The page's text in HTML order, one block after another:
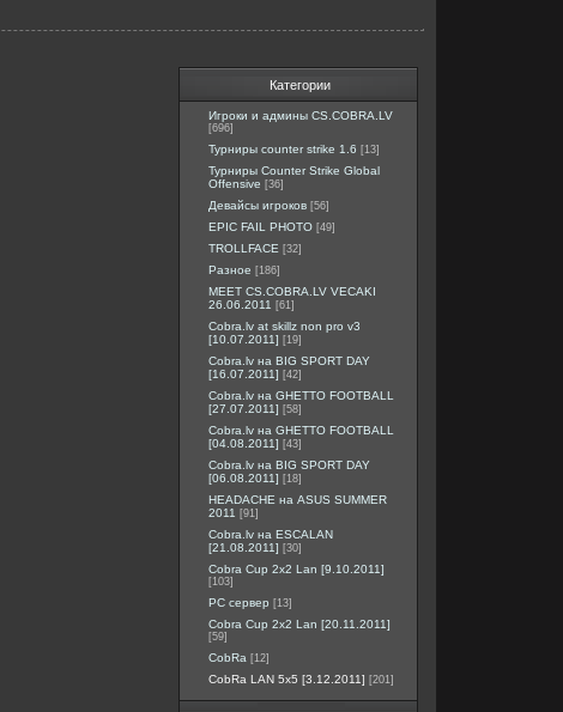
Категории
Игроки и админы CS.COBRA.LV
[696]
Турниры counter strike 1.6 [13]
Турниры Counter Strike Global
Offensive [36]
Девайсы игроков [56]
EPIC FAIL PHOTO [49]
TROLLFACE [32]
Разное [186]
MEET CS.COBRA.LV VECAKI
26.06.2011 [61]
Cobra.lv at skillz non pro v3
[10.07.2011] [19]
Cobra.lv на BIG SPORT DAY
[16.07.2011] [42]
Cobra.lv на GHETTO FOOTBALL
[27.07.2011] [58]
Cobra.lv на GHETTO FOOTBALL
[04.08.2011] [43]
Cobra.lv на BIG SPORT DAY
[06.08.2011] [18]
HEADACHE на ASUS SUMMER
2011 [91]
Cobra.lv на ESCALAN
[21.08.2011] [30]
Cobra Cup 2x2 Lan [9.10.2011]
[103]
PC сервер [13]
Cobra Cup 2x2 Lan [20.11.2011]
[59]
CobRa [12]
CobRa LAN 5x5 [3.12.2011] [201]